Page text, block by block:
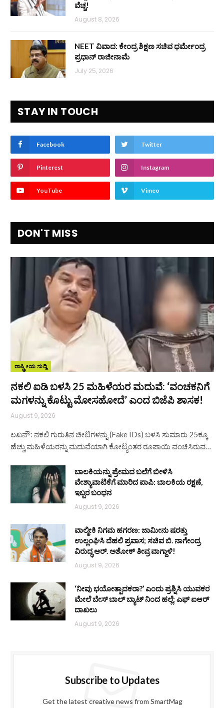
ವೆಚ್ಚ!
August 8, 2026
NEET ವಿವಾದ: ಕೇಂದ್ರ ಶಿಕ್ಷಣ ಸಚಿವ ಧರ್ಮೇಂದ್ರ
ಪ್ರಧಾನ್ ರಾಜೀನಾಮೆ
July 25, 2026
STAY IN TOUCH
Facebook Twitter
Pinterest Instagram
YouTube Vimeo
DON'T MISS
ರಾಷ್ಟ್ರೀಯ ಸುದ್ದಿ
ನಕಲಿ ಐಡಿ ಬಳಸಿ 25 ಮಹಿಳೆಯರ ಮದುವೆ: ‘ವಂಚಕನಿಗೆ
ಮಗಳನ್ನು ಕೊಟ್ಟು ಮೋಸಹೋದೆ’ ಎಂದ ಬಿಜೆಪಿ ಶಾಸಕ!
August 9, 2026
ಲಖನೌ: ನಕಲಿ ಗುರುತಿನ ಚೀಟಿಗಳನ್ನು (Fake IDs) ಬಳಸಿ ಸುಮಾರು 25ಕ್ಕೂ
ಹೆಚ್ಚು ಮಹಿಳೆಯರನ್ನು ಮದುವೆಯಾಗಿ ಕೋಟ್ಯಂತರ ರೂಪಾಯಿ ವಂಚಿಸಿರುವ…
ಬಾಲಕಿಯನ್ನು ಪ್ರೇಮದ ಬಲೆಗೆ ಬೀಳಿಸಿ
ವೇಶ್ಯಾವಾಟಿಕೆಗೆ ಮಾರಿದ ಪಾಪಿ: ಬಾಲಕಿಯ ರಕ್ಷಣೆ,
ಇಬ್ಬರ ಬಂಧನ
August 9, 2026
ವಾಲ್ಮೀಕಿ ನಿಗಮ ಹಗರಣ: ಜಾಮೀನು ಷರತ್ತು
ಉಲ್ಲಂಘಿಸಿ ದೆಹಲಿ ಪ್ರವಾಸ; ಸಚಿವ ಬಿ. ನಾಗೇಂದ್ರ
ವಿರುದ್ಧ ಆರ್. ಅಶೋಕ್ ತೀವ್ರ ವಾಗ್ದಾಳಿ!
August 9, 2026
‘ನೀವು ಭಯೋತ್ಪಾದಕರಾ?’ ಎಂದು ಪ್ರಶ್ನಿಸಿ ಯುವಕರ
ಮೇಲೆ ಬೇಸ್‌ ಬಾಲ್ ಬ್ಯಾಟ್‌ ನಿಂದ ಹಲ್ಲೆ; ಎಫ್‌ ಐಆರ್
ದಾಖಲು
August 9, 2026
Subscribe to Updates
Get the latest creative news from SmartMag